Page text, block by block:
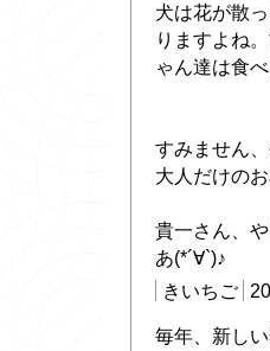
犬は花が散
りますよね
ゃん達は食
すみません
大人だけの
貴一さん、
あ(*´∀`)♪
きいちご
毎年、新し